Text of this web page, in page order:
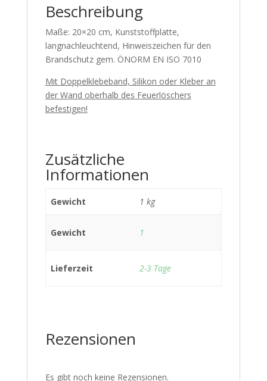
Beschreibung
Maße: 20×20 cm, Kunststoffplatte,
langnachleuchtend, Hinweiszeichen für den
Brandschutz gem. ÖNORM EN ISO 7010
Mit Doppelklebeband, Silikon oder Kleber an
der Wand oberhalb des Feuerlöschers
befestigen!
Zusätzliche
Informationen
Gewicht 1 kg
Gewicht 1
Lieferzeit 2-3 Tage
Rezensionen
Es gibt noch keine Rezensionen.